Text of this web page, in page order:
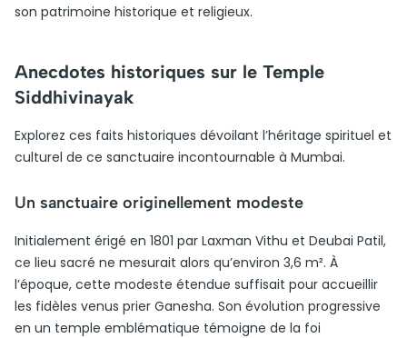
son patrimoine historique et religieux.
Anecdotes historiques sur le Temple
Siddhivinayak
Explorez ces faits historiques dévoilant l’héritage spirituel et
culturel de ce sanctuaire incontournable à Mumbai.
Un sanctuaire originellement modeste
Initialement érigé en 1801 par Laxman Vithu et Deubai Patil,
ce lieu sacré ne mesurait alors qu’environ 3,6 m². À
l’époque, cette modeste étendue suffisait pour accueillir
les fidèles venus prier Ganesha. Son évolution progressive
en un temple emblématique témoigne de la foi